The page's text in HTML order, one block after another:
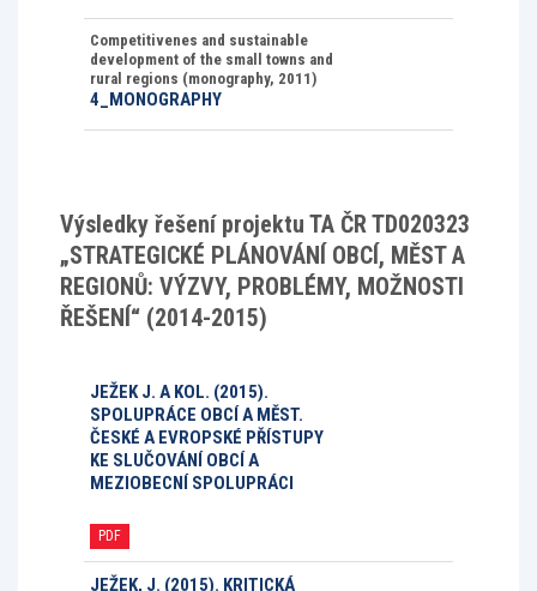
Competitivenes and sustainable
development of the small towns and
rural regions (monography, 2011)
4_MONOGRAPHY
Výsledky řešení projektu TA ČR TD020323
„STRATEGICKÉ PLÁNOVÁNÍ OBCÍ, MĚST A
REGIONŮ: VÝZVY, PROBLÉMY, MOŽNOSTI
ŘEŠENÍ“ (2014-2015)
JEŽEK J. A KOL. (2015).
SPOLUPRÁCE OBCÍ A MĚST.
ČESKÉ A EVROPSKÉ PŘÍSTUPY
KE SLUČOVÁNÍ OBCÍ A
MEZIOBECNÍ SPOLUPRÁCI
PDF
JEŽEK, J. (2015). KRITICKÁ